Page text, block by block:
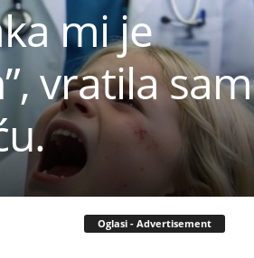
mi je
vratila sam
Oglasi - Advertisement